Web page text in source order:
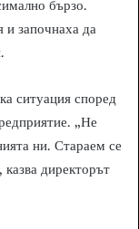
бързо.
и започнаха да
ситуация според
„Не
ни. Стараем се
директорът